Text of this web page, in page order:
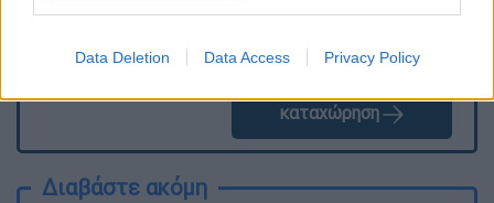
Data Deletion Data Access Privacy Policy
καταχώρηση
Διαβάστε ακόμη